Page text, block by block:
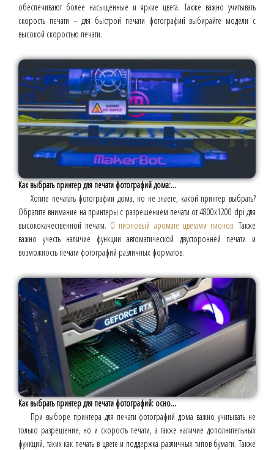
обеспечивают более насыщенные и яркие цвета. Также важно учитывать
скорость печати – для быстрой печати фотографий выбирайте модели с
высокой скоростью печати.
Как выбрать принтер для печати фотографий дома:...
Хотите печатать фотографии дома, но не знаете, какой принтер выбрать?
Обратите внимание на принтеры с разрешением печати от 4800x1200 dpi для
высококачественной печати. О пионовый аромате цветами пионов. Также
важно учесть наличие функции автоматической двусторонней печати и
возможность печати фотографий различных форматов.
Как выбрать принтер для печати фотографий: осно...
При выборе принтера для печати фотографий дома важно учитывать не
только разрешение, но и скорость печати, а также наличие дополнительных
функций, таких как печать в цвете и поддержка различных типов бумаги. Также